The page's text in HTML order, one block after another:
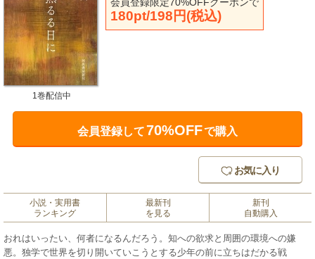
会員登録限定70%OFFクーポンで
180pt/198円(税込)
1巻配信中
会員登録して70%OFFで購入
お気に入り
小説・実用書
ランキング
最新刊
を見る
新刊
自動購入
おれはいったい、何者になるんだろう。知への欲求と周囲の環境への嫌
悪。独学で世界を切り開いていこうとする少年の前に立ちはだかる戦